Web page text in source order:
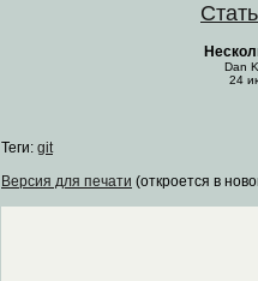
Dan
24
Теги: git
Версия для печати (откроется в